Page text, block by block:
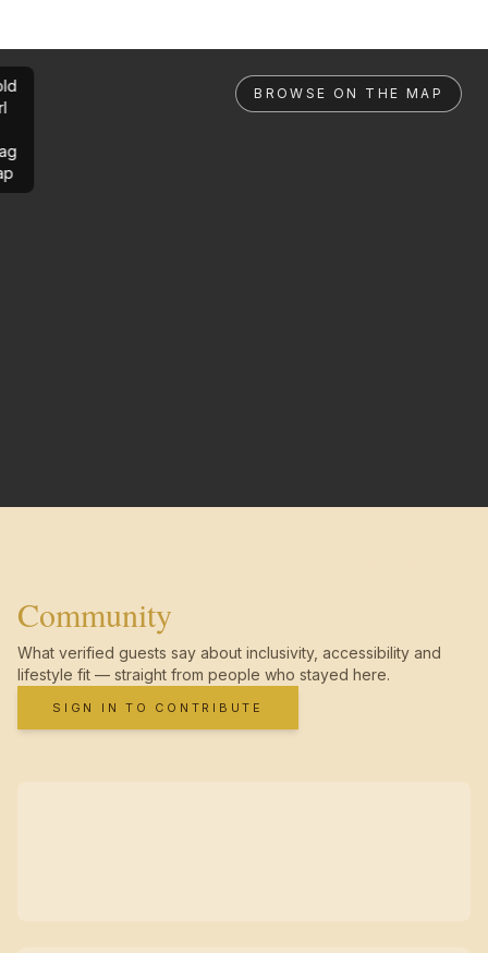
BROWSE ON THE MAP
Community
What verified guests say about inclusivity, accessibility and
lifestyle fit — straight from people who stayed here.
SIGN IN TO CONTRIBUTE